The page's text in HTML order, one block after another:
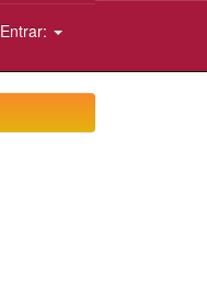
Entrar: